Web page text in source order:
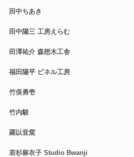
田中ちあき
田中陽三 工房えらむ
田澤祐介 森想木工舎
福田陽平 ピネル工房
竹俣勇壱
竹内駿
羅以音窯
若杉麻衣子 Studio Bwanji